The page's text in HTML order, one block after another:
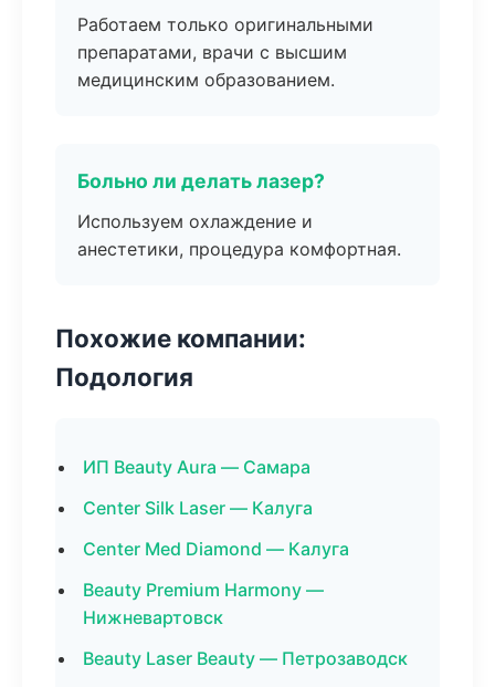
Работаем только оригинальными
препаратами, врачи с высшим
медицинским образованием.
Больно ли делать лазер?
Используем охлаждение и
анестетики, процедура комфортная.
Похожие компании:
Подология
ИП Beauty Aura — Самара
Center Silk Laser — Калуга
Center Med Diamond — Калуга
Beauty Premium Harmony —
Нижневартовск
Beauty Laser Beauty — Петрозаводск